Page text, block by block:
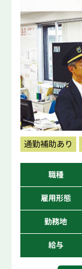
通勤補助あり
職種
雇用形態
勤務地
給与